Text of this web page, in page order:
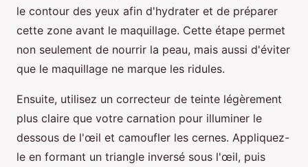
le contour des yeux afin d'hydrater et de préparer
cette zone avant le maquillage. Cette étape permet
non seulement de nourrir la peau, mais aussi d'éviter
que le maquillage ne marque les ridules.
Ensuite, utilisez un correcteur de teinte légèrement
plus claire que votre carnation pour illuminer le
dessous de l'œil et camoufler les cernes. Appliquez-
le en formant un triangle inversé sous l'œil, puis